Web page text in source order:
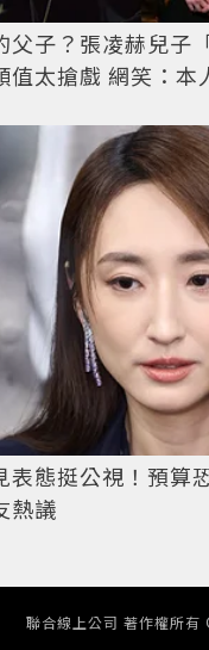
父子？張凌赫兒子
值太搶戲 網笑：本
表態挺公視！預算
熱議
聯合線上公司 著作權所